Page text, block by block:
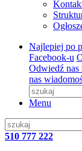
Najlepiej po
Facebook-u
Odwiedź
nas
Menu
510 777 222